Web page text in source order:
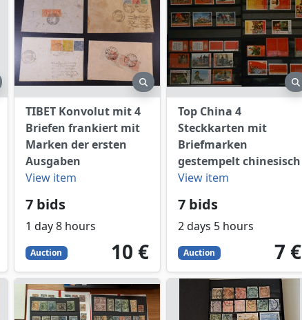
preview preview
TIBET Konvolut mit 4
Briefen frankiert mit
Marken der ersten
Ausgaben
View item
7 bids
1 day 8 hours
Auction 10
EUR
10 €
Top China 4
Steckkarten mit
Briefmarken
gestempelt chinesisch
View item
7 bids
2 days 5 hours
Auction 7
EUR
7 €